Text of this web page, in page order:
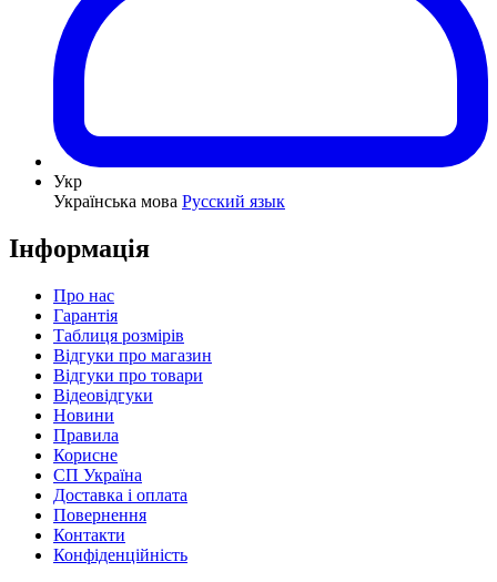
Укр
Українська мова Русский язык
Інформація
Про нас
Гарантія
Таблиця розмірів
Відгуки про магазин
Відгуки про товари
Відеовідгуки
Новини
Правила
Корисне
СП Україна
Доставка і оплата
Повернення
Контакти
Конфіденційність